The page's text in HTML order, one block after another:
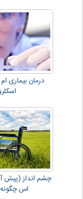
درمان بیماری
چشم انداز (پیش
اس